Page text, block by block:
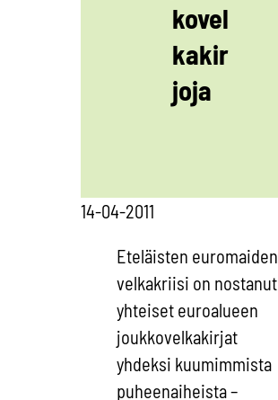
kovel
kakir
joja
14-04-2011
Eteläisten euromaiden
velkakriisi on nostanut
yhteiset euroalueen
joukkovelkakirjat
yhdeksi kuumimmista
puheenaiheista –